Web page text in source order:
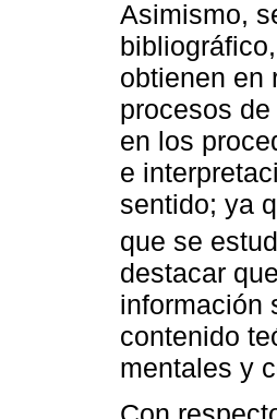
Asimismo,
obtienen en
procesos
en los
e
sentido; ya
que se
destacar
información
contenido
mentales y